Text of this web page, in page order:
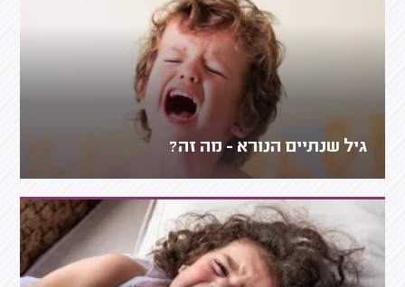
גיל שנתיים הנורא - מה זה?